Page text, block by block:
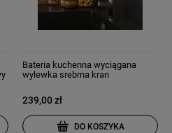
Bateria kuchenna wyciągana
wylewka srebrna kran
239,00 zł
DO KOSZYKA